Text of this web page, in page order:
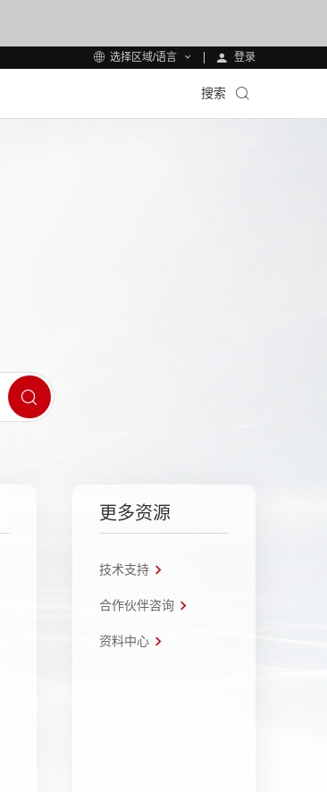
选择区域/语言 登录
搜索
更多资源
技术支持
合作伙伴咨询
资料中心